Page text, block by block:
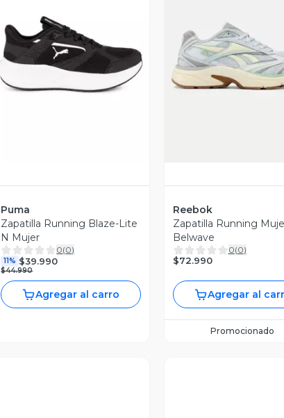
Vista Previa
Puma
Zapatilla Running Blaze-Lite
N Mujer
0(0)
11% $39.990
$44.990
Agregar al carro
Vista Previa
Reebok
Zapatilla Running
Belwave
0(0)
$72.990
Agregar al
Promocionado